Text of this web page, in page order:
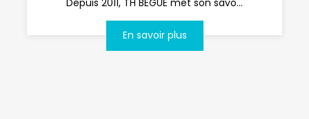
Depuis 2011, TH BEGUE met son savo...
En savoir plus